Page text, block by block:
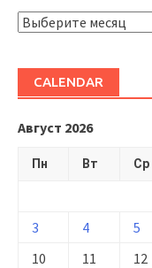
ARHIVĂ
CALENDAR
Август 2026
Пн Вт Ср
3
4 5
10
11 12